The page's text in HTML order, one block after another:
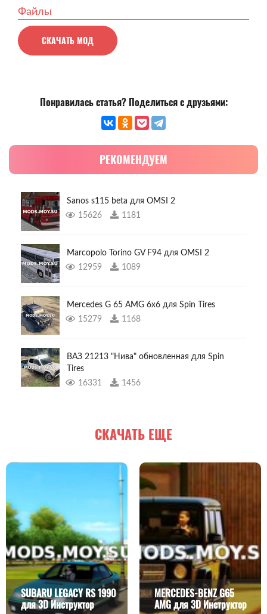
Файлы
СКАЧАТЬ МОД
Понравилась статья? Поделиться с друзьями:
РЕКОМЕНДУЕМ
Sanos s115 beta для OMSI 2
15626
1181
Marcopolo Torino GV F94 для OMSI 2
12959
1089
Mercedes G 65 AMG 6x6 для Spin Tires
15279
1168
ВАЗ 21213 "Нива" обновленная для Spin
Tires
16331
1456
СКАЧАТЬ ЕЩЕ
SUBARU LEGACY RS 1990
для 3D Инструктор
MERCEDES-BENZ G65
AMG для 3D Инструктор